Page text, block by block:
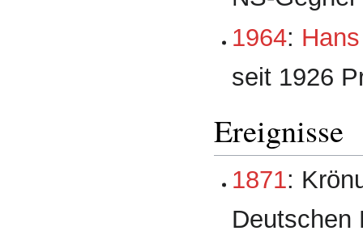
1964:
seit 1926
Ereignisse
1871:
Deutschen